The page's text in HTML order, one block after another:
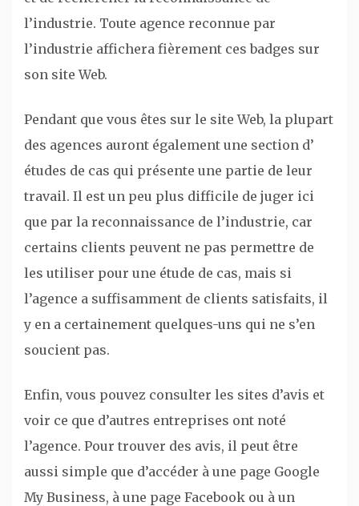
l’industrie. Toute agence reconnue par
l’industrie affichera fièrement ces badges sur
son site Web.
Pendant que vous êtes sur le site Web, la plupart
des agences auront également une section d’
études de cas qui présente une partie de leur
travail. Il est un peu plus difficile de juger ici
que par la reconnaissance de l’industrie, car
certains clients peuvent ne pas permettre de
les utiliser pour une étude de cas, mais si
l’agence a suffisamment de clients satisfaits, il
y en a certainement quelques-uns qui ne s’en
soucient pas.
Enfin, vous pouvez consulter les sites d’avis et
voir ce que d’autres entreprises ont noté
l’agence. Pour trouver des avis, il peut être
aussi simple que d’accéder à une page Google
My Business, à une page Facebook ou à un